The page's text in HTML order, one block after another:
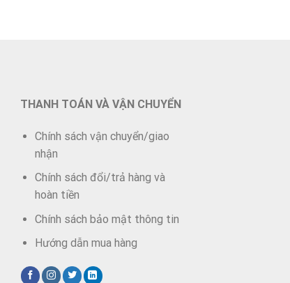
THANH TOÁN VÀ VẬN CHUYỂN
Chính sách vận chuyển/giao
nhận
Chính sách đổi/trả hàng và
hoàn tiền
Chính sách bảo mật thông tin
Hướng dẫn mua hàng